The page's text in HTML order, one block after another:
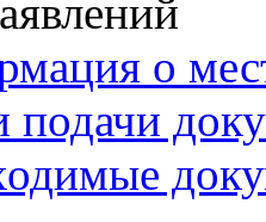
о
подачи